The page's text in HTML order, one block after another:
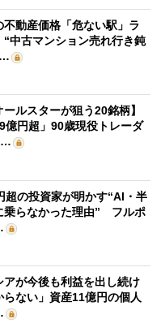
不動産価格「危ない駅」ラ
“中古マンション売れ行き鈍
…
ールスターが狙う20銘柄】
億円超」90歳現役トレーダ
超の投資家が明かす“AI・半
乗らなかった理由” フルポ
アが今後も利益を出し続け
らない」資産11億円の個人